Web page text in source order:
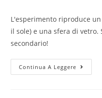
L'esperimento riproduce
il sole) e una sfera di vetro.
secondario!
Continua A Leggere